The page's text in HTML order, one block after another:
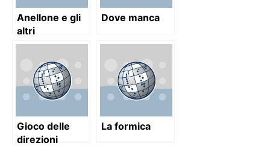
Anellone e gli
altri
Dove manca
Gioco delle
direzioni
La formica